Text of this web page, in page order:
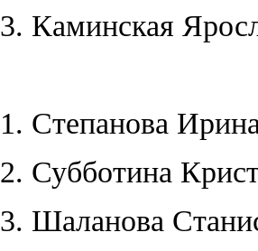
3. Каминская
1. Степанова
2. Субботина
3. Шаланова